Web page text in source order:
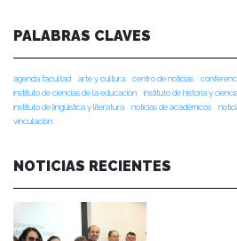
PALABRAS CLAVES
agenda facultad arte y cultura centro de noticias
instituto de ciencias de la educación
instituto de historia y
instituto de lingüística y literatura
noticias de académicos
vinculación
NOTICIAS RECIENTES